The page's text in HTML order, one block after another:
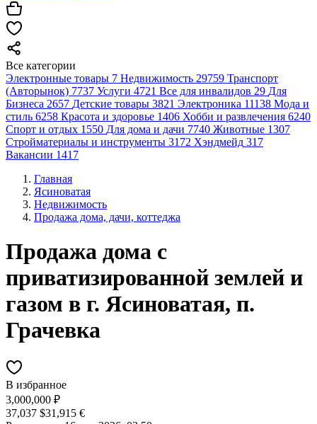
Все категории
Электронные товары 7 Недвижимость 29759 Транспорт
(Авторынок) 7737 Услуги 4721 Все для инвалидов 29 Для
Бизнеса 2657 Детские товары 3821 Электроника 11138 Мода и
стиль 6258 Красота и здоровье 1406 Хобби и развлечения 6240
Спорт и отдых 1550 Для дома и дачи 7740 Животные 1307
Стройматериалы и инструменты 3172 Хэндмейд 317
Вакансии 1417
Главная
Ясиноватая
Недвижимость
Продажа дома, дачи, коттеджа
Продажа дома с
приватизированной землей и
газом в г. Ясиноватая, п.
Грачевка
В избранное
3,000,000 ₽
37,037 $31,915 €